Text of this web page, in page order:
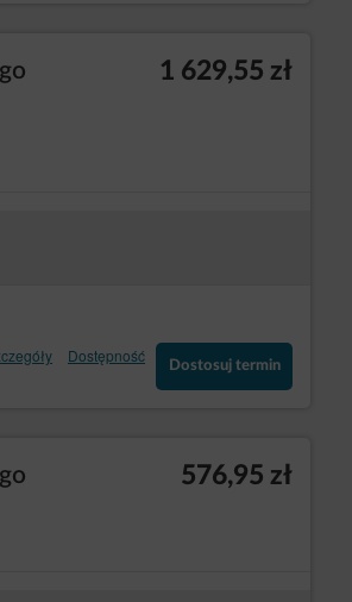
1 629,55 zł
Dostępność
Dostosuj termin
576,95 zł